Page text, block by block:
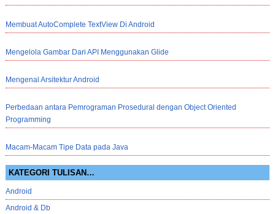
Membuat AutoComplete TextView Di Android
Mengelola Gambar Dari API Menggunakan Glide
Mengenal Arsitektur Android
Perbedaan antara Pemrograman Prosedural dengan Object Oriented
Programming
Macam-Macam Tipe Data pada Java
KATEGORI TULISAN…
Android
Android & Db